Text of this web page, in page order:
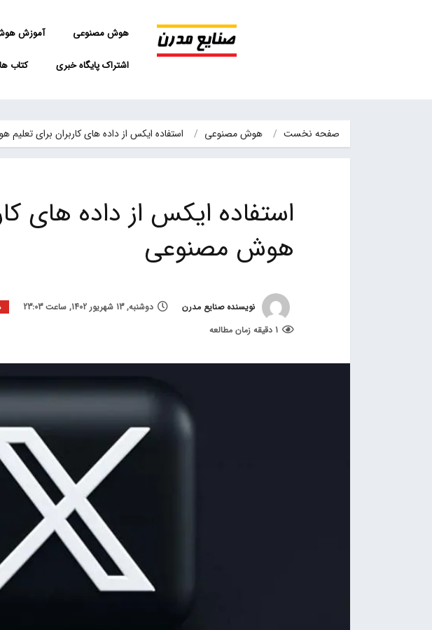
هوش مصنوعی آموزش
اشتراک پایگاه خبری کتاب
صفحه نخست هوش مصنوعی استفاده ایکس از داده های کاربران برای
استفاده ایکس از داده های
هوش مصنوعی
نویسنده صنایع مدرن دوشنبه, 13 شهریور 1402, ساعت 23:03
1 دقیقه زمان مطالعه